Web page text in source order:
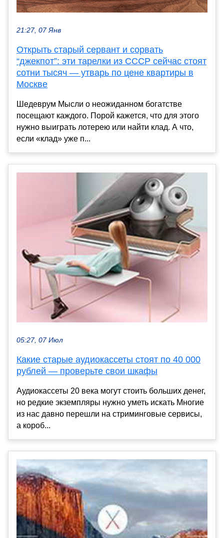
21:27, 07 Янв
Открыть старый сервант и сорвать
“джекпот”: эти тарелки из СССР сейчас стоят
сотни тысяч — утварь по цене квартиры в
Москве
Шедеврум Мысли о неожиданном богатстве
посещают каждого. Порой кажется, что для этого
нужно выиграть лотерею или найти клад. А что,
если «клад» уже п...
05:27, 07 Июл
Какие старые аудиокассеты стоят по 40 000
рублей — проверьте свои шкафы
Аудиокассеты 20 века могут стоить больших денег,
но редкие экземпляры нужно уметь искать Многие
из нас давно перешли на стриминговые сервисы,
а короб...